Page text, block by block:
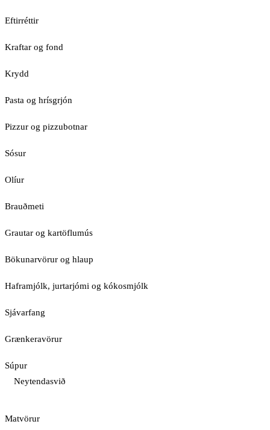
Eftirréttir
Kraftar og fond
Krydd
Pasta og hrísgrjón
Pizzur og pizzubotnar
Sósur
Olíur
Brauðmeti
Grautar og kartöflumús
Bökunarvörur og hlaup
Haframjólk, jurtarjómi og kókosmjólk
Sjávarfang
Grænkeravörur
Súpur
Neytendasvið
Matvörur